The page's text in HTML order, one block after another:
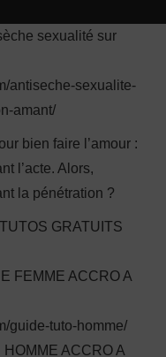
sexualité sur
antiseche-sexualite-
amant/
bien faire l’amour :
l’acte. Alors,
la pénétration ?
GRATUITS
FEMME ACCRO A
guide-tuto-homme/
ACCRO A